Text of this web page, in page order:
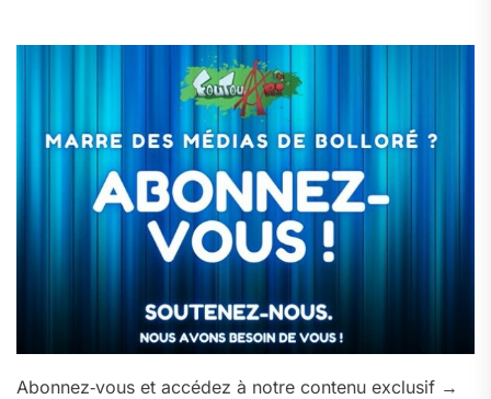
Abonnez‑vous et accédez à notre contenu exclusif →